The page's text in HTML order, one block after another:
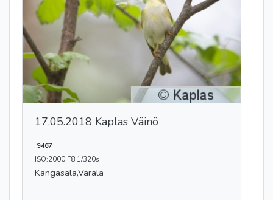
17.05.2018 Kaplas Väinö
9467
ISO:2000 F8 1/320s
Kangasala,Varala